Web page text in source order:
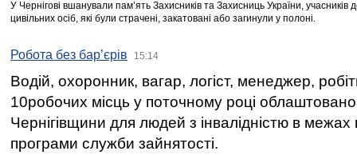
У Чернігові вшанували пам’ять Захисників та Захисниць України,
цивільних осіб, які були страчені, закатовані або загинули у полоні.
Робота без бар’єрів 15:14
Водій, охоронник, вагар, логіст, менеджер,
10робочих місць у поточному році
Чернігівщини для людей з інвалідністю в межах
програми служби зайнятості.